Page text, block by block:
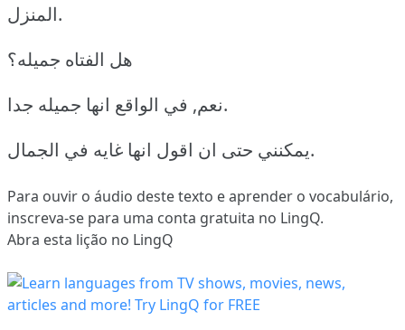
المنزل.
هل الفتاه جميله؟
نعم, في الواقع انها جميله جدا.
يمكنني حتى ان اقول انها غايه في الجمال.
Para ouvir o áudio deste texto e aprender o vocabulário,
inscreva-se para uma conta gratuita no LingQ.
Abra esta lição no LingQ